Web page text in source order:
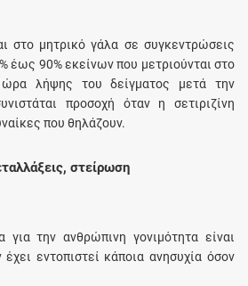
στο μητρικό γάλα σε συγκεντρώσεις
έως 90% εκείνων που μετριούνται στο
λήψης του δείγματος μετά την
προσοχή όταν η σετιριζίνη
που θηλάζουν.
στείρωση
για την ανθρώπινη γονιμότητα είναι
εντοπιστεί κάποια ανησυχία όσον